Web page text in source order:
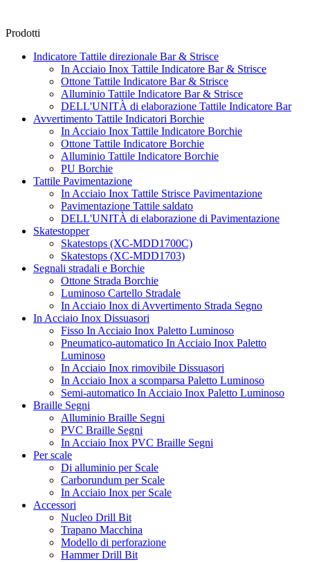
Prodotti
Indicatore Tattile direzionale Bar & Strisce
In Acciaio Inox Tattile Indicatore Bar & Strisce
Ottone Tattile Indicatore Bar & Strisce
Alluminio Tattile Indicatore Bar & Strisce
DELL'UNITÀ di elaborazione Tattile Indicatore Bar
Avvertimento Tattile Indicatori Borchie
In Acciaio Inox Tattile Indicatore Borchie
Ottone Tattile Indicatore Borchie
Alluminio Tattile Indicatore Borchie
PU Borchie
Tattile Pavimentazione
In Acciaio Inox Tattile Strisce Pavimentazione
Pavimentazione Tattile saldato
DELL'UNITÀ di elaborazione di Pavimentazione
Skatestopper
Skatestops (XC-MDD1700C)
Skatestops (XC-MDD1703)
Segnali stradali e Borchie
Ottone Strada Borchie
Luminoso Cartello Stradale
In Acciaio Inox di Avvertimento Strada Segno
In Acciaio Inox Dissuasori
Fisso In Acciaio Inox Paletto Luminoso
Pneumatico-automatico In Acciaio Inox Paletto
Luminoso
In Acciaio Inox rimovibile Dissuasori
In Acciaio Inox a scomparsa Paletto Luminoso
Semi-automatico In Acciaio Inox Paletto Luminoso
Braille Segni
Alluminio Braille Segni
PVC Braille Segni
In Acciaio Inox PVC Braille Segni
Per scale
Di alluminio per Scale
Carborundum per Scale
In Acciaio Inox per Scale
Accessori
Nucleo Drill Bit
Trapano Macchina
Modello di perforazione
Hammer Drill Bit